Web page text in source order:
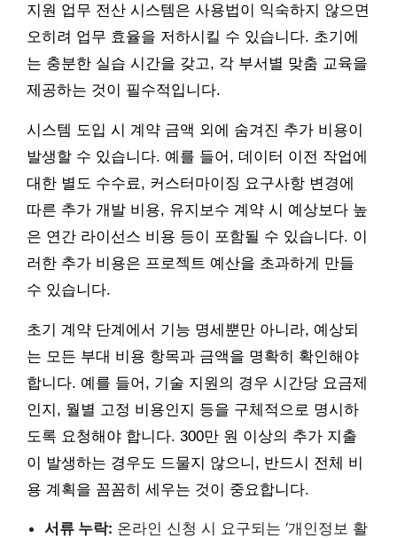
지원 업무 전산 시스템은 사용법이 익숙하지 않으면
오히려 업무 효율을 저하시킬 수 있습니다. 초기에
는 충분한 실습 시간을 갖고, 각 부서별 맞춤 교육을
제공하는 것이 필수적입니다.
시스템 도입 시 계약 금액 외에 숨겨진 추가 비용이
발생할 수 있습니다. 예를 들어, 데이터 이전 작업에
대한 별도 수수료, 커스터마이징 요구사항 변경에
따른 추가 개발 비용, 유지보수 계약 시 예상보다 높
은 연간 라이선스 비용 등이 포함될 수 있습니다. 이
러한 추가 비용은 프로젝트 예산을 초과하게 만들
수 있습니다.
초기 계약 단계에서 기능 명세뿐만 아니라, 예상되
는 모든 부대 비용 항목과 금액을 명확히 확인해야
합니다. 예를 들어, 기술 지원의 경우 시간당 요금제
인지, 월별 고정 비용인지 등을 구체적으로 명시하
도록 요청해야 합니다. 300만 원 이상의 추가 지출
이 발생하는 경우도 드물지 않으니, 반드시 전체 비
용 계획을 꼼꼼히 세우는 것이 중요합니다.
서류 누락: 온라인 신청 시 요구되는 ‘개인정보 활